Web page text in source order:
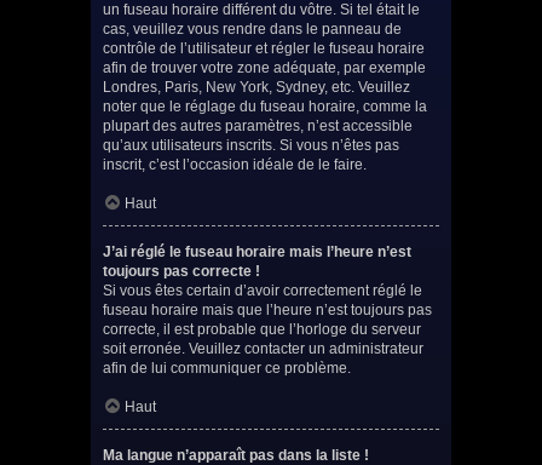
un fuseau horaire différent du vôtre. Si tel était le
cas, veuillez vous rendre dans le panneau de
contrôle de l’utilisateur et régler le fuseau horaire
afin de trouver votre zone adéquate, par exemple
Londres, Paris, New York, Sydney, etc. Veuillez
noter que le réglage du fuseau horaire, comme la
plupart des autres paramètres, n’est accessible
qu’aux utilisateurs inscrits. Si vous n’êtes pas
inscrit, c’est l’occasion idéale de le faire.
Haut
J’ai réglé le fuseau horaire mais l’heure n’est
toujours pas correcte !
Si vous êtes certain d’avoir correctement réglé le
fuseau horaire mais que l’heure n’est toujours pas
correcte, il est probable que l’horloge du serveur
soit erronée. Veuillez contacter un administrateur
afin de lui communiquer ce problème.
Haut
Ma langue n’apparaît pas dans la liste !